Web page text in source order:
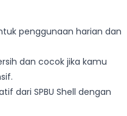
penggunaan harian dan
dan cocok jika kamu
dari SPBU Shell dengan